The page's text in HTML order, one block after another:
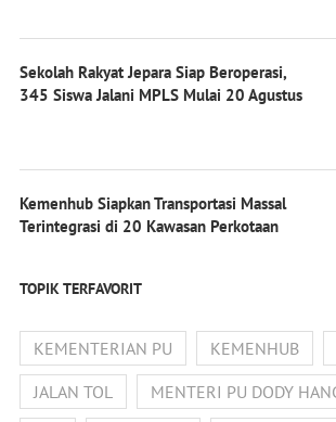
Sekolah Rakyat Jepara Siap Beroperasi,
345 Siswa Jalani MPLS Mulai 20 Agustus
Kemenhub Siapkan Transportasi Massal
Terintegrasi di 20 Kawasan Perkotaan
TOPIK TERFAVORIT
KEMENTERIAN PU KEMENHUB
JALAN TOL
MENTERI PU DODY